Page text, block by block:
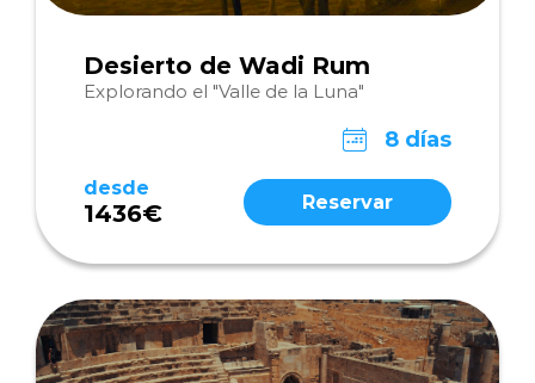
Desierto de Wadi Rum
Explorando el "Valle de la Luna"
8 días
desde
1436€ Reservar